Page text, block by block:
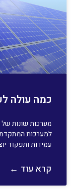
כמה עולה
מערכות שונות של
למערכות
עמידות ותפקוד
קרא עוד ←